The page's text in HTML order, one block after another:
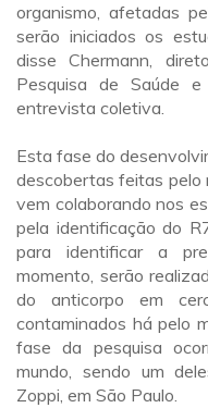
organismo, afetadas
serão iniciados os
disse Chermann,
Pesquisa de Saúde
entrevista coletiva.
Esta fase do
descobertas feitas pelo
vem colaborando nos
pela identificação do
para identificar a
momento, serão
do anticorpo em
contaminados há pelo
fase da pesquisa
mundo, sendo um
Zoppi, em São Paulo.